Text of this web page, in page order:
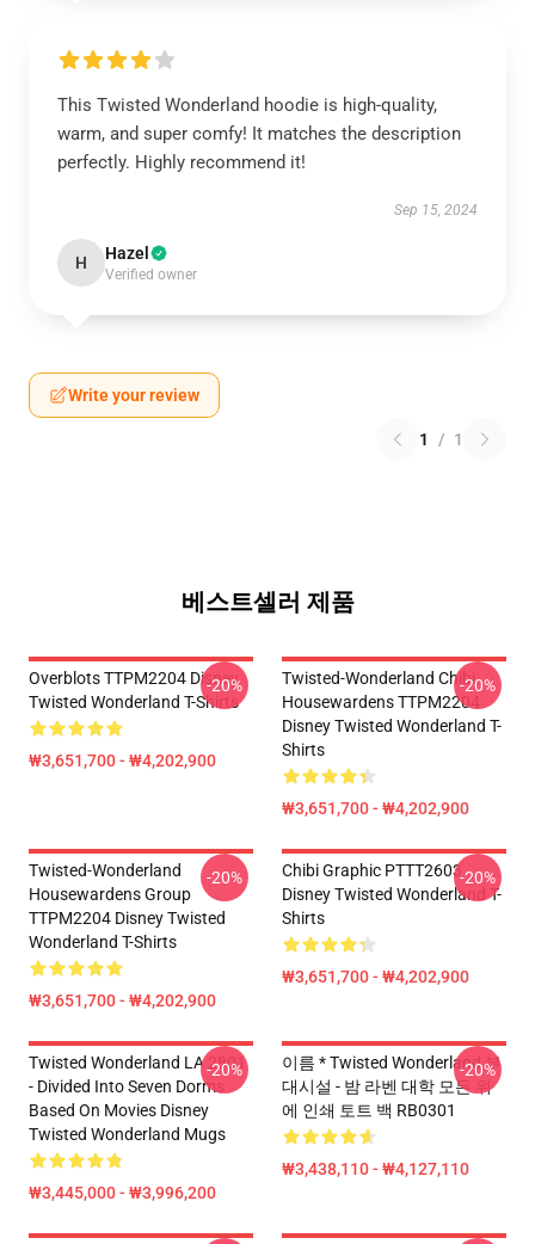
This Twisted Wonderland hoodie is high-quality,
warm, and super comfy! It matches the description
perfectly. Highly recommend it!
Sep 15, 2024
H Hazel
Verified owner
Write your review
1 / 1
베스트셀러 제품
Overblots TTPM2204 Disney
Twisted Wonderland T-Shirts
₩3,651,700 - ₩4,202,900
-20%
Twisted-Wonderland Chibi
Housewardens TTPM2204
Disney Twisted Wonderland T-
Shirts
₩3,651,700 - ₩4,202,900
-20%
Twisted-Wonderland
Housewardens Group
TTPM2204 Disney Twisted
Wonderland T-Shirts
₩3,651,700 - ₩4,202,900
-20%
Chibi Graphic PTTT2603
Disney Twisted Wonderland T-
Shirts
₩3,651,700 - ₩4,202,900
-20%
Twisted Wonderland LA 2801
- Divided Into Seven Dorms
Based On Movies Disney
Twisted Wonderland Mugs
₩3,445,000 - ₩3,996,200
-20%
이름 * Twisted Wonderland 부
대시설 - 밤 라벤 대학 모든 위
에 인쇄 토트 백 RB0301
₩3,438,110 - ₩4,127,110
-20%